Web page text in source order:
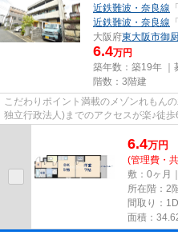
近鉄難波・奈良線 「
近鉄難波・奈良線 「
大阪府東大阪市御
6.4万円
築年数：築19年 ｜
階数：3階建
こだわりポイント満載のメゾンれもん
独立行政法人)までのアクセスが楽♪徒
辺に駅が2つあり、よく電車を...
6.4万円
(管理費・
敷：0ヶ月
所在階：2
間取り：
面積：